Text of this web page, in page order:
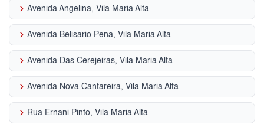
keyboard_arrow_right Avenida Angelina, Vila Maria Alta
keyboard_arrow_right Avenida Belisario Pena, Vila Maria Alta
keyboard_arrow_right Avenida Das Cerejeiras, Vila Maria Alta
keyboard_arrow_right Avenida Nova Cantareira, Vila Maria Alta
keyboard_arrow_right Rua Ernani Pinto, Vila Maria Alta